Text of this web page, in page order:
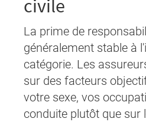
civile
La prime de
généralement stable à
catégorie. Les
sur des facteurs
votre sexe, vos
conduite plutôt que sur